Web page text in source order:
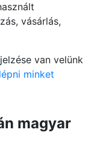
vásárlás,
van velünk
minket
magyar